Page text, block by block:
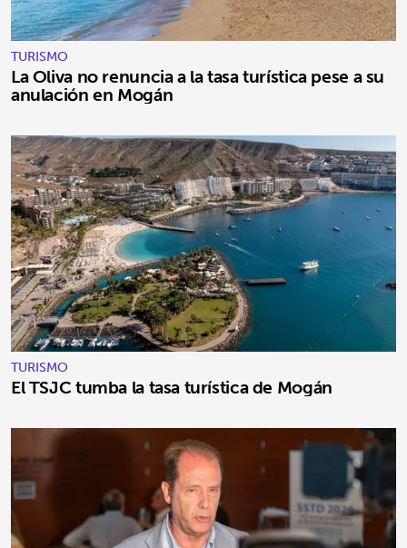
TURISMO
La Oliva no renuncia a la tasa turística pese a su
anulación en Mogán
TURISMO
El TSJC tumba la tasa turística de Mogán